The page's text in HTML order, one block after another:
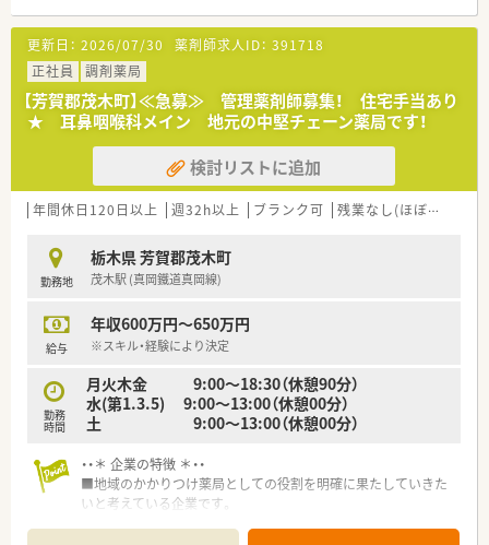
・・＊ 企業の特徴 ＊・・
■地域のかかりつけ薬局としての役割を明確に果たしていきた
いと考えている企業です。
■栃木県を中心に展開し、今後も店舗拡大計画があります。
■借り上げ社宅制度・住宅手当等福利厚生が充実しており、社員
を大切にしている企業です。
■地域密着型の調剤薬局として地域活動やイベント開催に力を
入れています。
■新卒の受け入れも積極的にしており、社内の風通しもよく働き
やすい社風です。
■働き方に制限のある薬剤師さん向けに準社員制度もあります
更新日： 2026/07/30 薬剤師求人ID： 391718
正社員
調剤薬局
【芳賀郡茂木町】≪急募≫ 管理薬剤師募集！ 住宅手当あり
★ 耳鼻咽喉科メイン 地元の中堅チェーン薬局です！
検討リストに追加
年間休日120日以上 週32h以上 ブランク可 残業なし(ほぼなし含む)
勤務地
栃木県 芳賀郡茂木町
茂木駅 (真岡鐵道真岡線)
給与
年収600万円～650万円
※スキル・経験により決定
勤務
時間
月火木金 9:00～18:30（休憩90分）
水(第1.3.5) 9:00～13:00（休憩00分）
土 9:00～13:00（休憩00分）
・・＊ 企業の特徴 ＊・・
■地域のかかりつけ薬局としての役割を明確に果たしていきた
いと考えている企業です。